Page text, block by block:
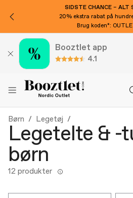
SIDSTE CHANCE – ALT
20% ekstra rabat på
Brug koden*:
Booztlet app
4.1
Børn Legetøj
Legetelte & -
børn
12 produkter